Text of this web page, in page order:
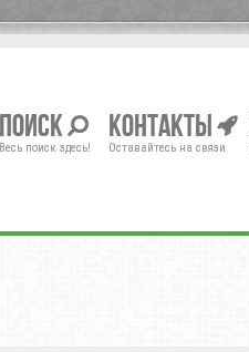
Поиск
Весь поиск здесь!
Контакты
Оставайтесь на связи